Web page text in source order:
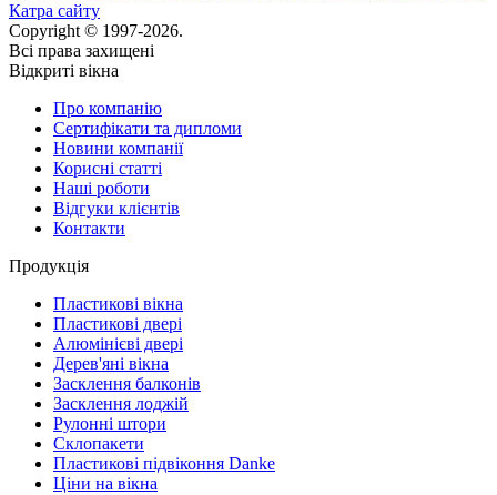
Катра сайту
Copyright © 1997-2026.
Всі права захищені
Відкриті вікна
Про компанію
Сертифікати та дипломи
Новини компанії
Корисні статті
Наші роботи
Відгуки клієнтів
Контакти
Продукція
Пластикові вікна
Пластикові двері
Алюмінієві двері
Дерев'яні вікна
Засклення балконів
Засклення лоджій
Рулонні штори
Склопакети
Пластикові підвіконня Danke
Ціни на вікна